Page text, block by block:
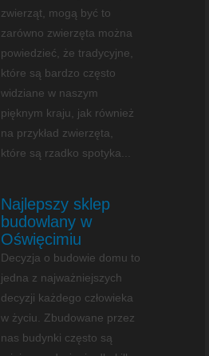
zwierząt, mogą być to
zarówno zwierzęta można
powiedzieć, że tradycyjne,
które są bardzo często
widziane w naszym
pięknym kraju, jak również
na przykład zwierzęta,
które są rzadko spotyka...
Najlepszy sklep
budowlany w
Oświęcimiu
Decyzja o budowie domu to
jedna z najważniejszych
decyzji każdego człowieka
w życiu. Zbudowane przez
nas budynki często są